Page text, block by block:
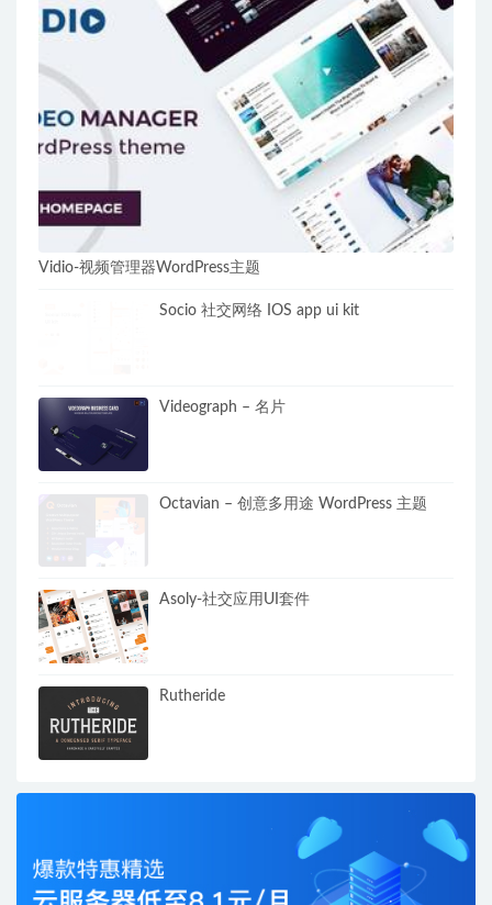
Vidio-视频管理器WordPress主题
Socio 社交网络 IOS app ui kit
Videograph – 名片
Octavian – 创意多用途 WordPress 主题
Asoly-社交应用UI套件
Rutheride